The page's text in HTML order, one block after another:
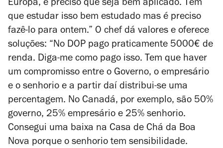
Europa, é preciso que seja bem aplicado. Têm
que estudar isso bem estudado mas é preciso
fazê-lo para ontem.” O chef dá valores e oferece
soluções: “No DOP pago praticamente 5000€ de
renda. Diga-me como pago isso. Tem que haver
um compromisso entre o Governo, o empresário
e o senhorio e a partir daí distribui-se uma
percentagem. No Canadá, por exemplo, são 50%
governo, 25% empresário e 25% senhorio.
Consegui uma baixa na Casa de Chá da Boa
Nova porque o senhorio tem sensibilidade.